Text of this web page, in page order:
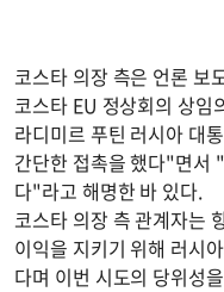
코스타 의장 측은 언론 보
코스타 EU 정상회의 상임
라디미르 푸틴 러시아 대
간단한 접촉을 했다"면서
다"라고 해명한 바 있다.
코스타 의장 측 관계자는
이익을 지키기 위해 러시
다며 이번 시도의 당위성